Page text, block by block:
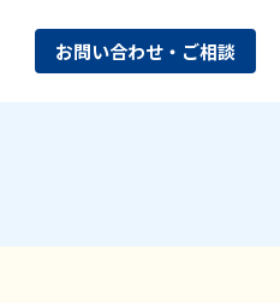
お問い合わせ・ご相談